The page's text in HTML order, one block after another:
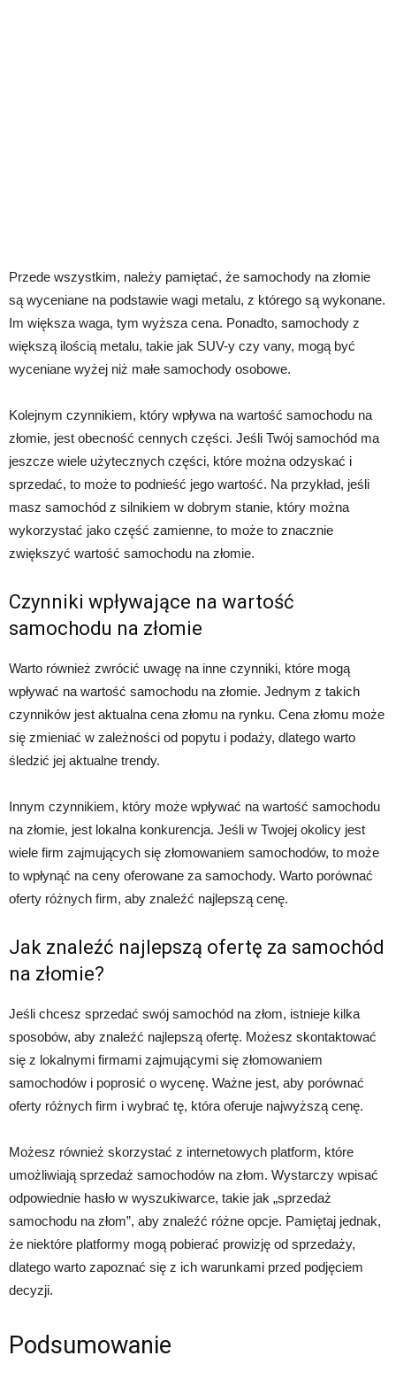
Przede wszystkim, należy pamiętać, że samochody na złomie
są wyceniane na podstawie wagi metalu, z którego są wykonane.
Im większa waga, tym wyższa cena. Ponadto, samochody z
większą ilością metalu, takie jak SUV-y czy vany, mogą być
wyceniane wyżej niż małe samochody osobowe.
Kolejnym czynnikiem, który wpływa na wartość samochodu na
złomie, jest obecność cennych części. Jeśli Twój samochód ma
jeszcze wiele użytecznych części, które można odzyskać i
sprzedać, to może to podnieść jego wartość. Na przykład, jeśli
masz samochód z silnikiem w dobrym stanie, który można
wykorzystać jako część zamienne, to może to znacznie
zwiększyć wartość samochodu na złomie.
Czynniki wpływające na wartość
samochodu na złomie
Warto również zwrócić uwagę na inne czynniki, które mogą
wpływać na wartość samochodu na złomie. Jednym z takich
czynników jest aktualna cena złomu na rynku. Cena złomu może
się zmieniać w zależności od popytu i podaży, dlatego warto
śledzić jej aktualne trendy.
Innym czynnikiem, który może wpływać na wartość samochodu
na złomie, jest lokalna konkurencja. Jeśli w Twojej okolicy jest
wiele firm zajmujących się złomowaniem samochodów, to może
to wpłynąć na ceny oferowane za samochody. Warto porównać
oferty różnych firm, aby znaleźć najlepszą cenę.
Jak znaleźć najlepszą ofertę za samochód
na złomie?
Jeśli chcesz sprzedać swój samochód na złom, istnieje kilka
sposobów, aby znaleźć najlepszą ofertę. Możesz skontaktować
się z lokalnymi firmami zajmującymi się złomowaniem
samochodów i poprosić o wycenę. Ważne jest, aby porównać
oferty różnych firm i wybrać tę, która oferuje najwyższą cenę.
Możesz również skorzystać z internetowych platform, które
umożliwiają sprzedaż samochodów na złom. Wystarczy wpisać
odpowiednie hasło w wyszukiwarce, takie jak „sprzedaż
samochodu na złom”, aby znaleźć różne opcje. Pamiętaj jednak,
że niektóre platformy mogą pobierać prowizję od sprzedaży,
dlatego warto zapoznać się z ich warunkami przed podjęciem
decyzji.
Podsumowanie